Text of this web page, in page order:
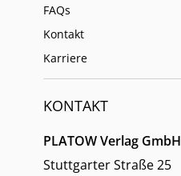
FAQs
Kontakt
Karriere
KONTAKT
PLATOW Verlag GmbH
Stuttgarter Straße 25